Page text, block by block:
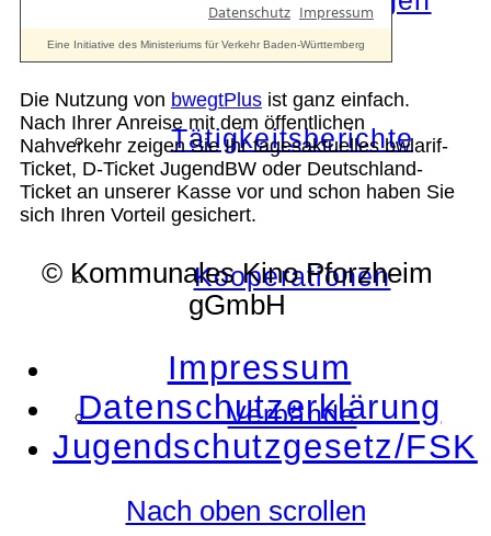
Tätigkeitsberichte
Kooperationen
Verbände
Die Nutzung von bwegtPlus ist ganz einfach.
Nach Ihrer Anreise mit dem öffentlichen
Nahverkehr zeigen Sie Ihr tagesaktuelles bwlarif-
Ticket, D-Ticket JugendBW oder Deutschland-
Ticket an unserer Kasse vor und schon haben Sie
sich Ihren Vorteil gesichert.
© Kommunales Kino Pforzheim
gGmbH
Impressum
Datenschutzerklärung
Jugendschutzgesetz/FSK
Nach oben scrollen